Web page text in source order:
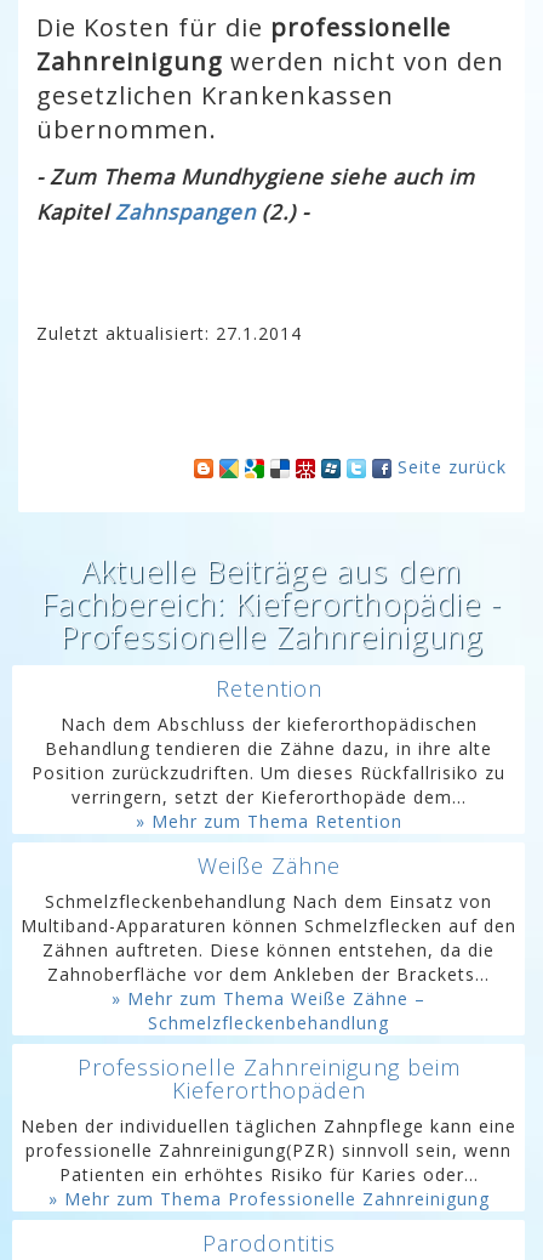
Die Kosten für die professionelle
Zahnreinigung werden nicht von den
gesetzlichen Krankenkassen
übernommen.
- Zum Thema Mundhygiene siehe auch im
KapitelZahnspangen (2.) -
Zuletzt aktualisiert: 27.1.2014
Seite zurück
Aktuelle Beiträge aus dem
Fachbereich: Kieferorthopädie -
Professionelle Zahnreinigung
Retention
Nach dem Abschluss der kieferorthopädischen
Behandlung tendieren die Zähne dazu, in ihre alte
Position zurückzudriften. Um dieses Rückfallrisiko zu
verringern, setzt der Kieferorthopäde dem...
» Mehr zum Thema Retention
Weiße Zähne
Schmelzfleckenbehandlung Nach dem Einsatz von
Multiband-Apparaturen können Schmelzflecken auf den
Zähnen auftreten. Diese können entstehen, da die
Zahnoberfläche vor dem Ankleben der Brackets...
» Mehr zum Thema Weiße Zähne –
Schmelzfleckenbehandlung
Professionelle Zahnreinigung beim
Kieferorthopäden
Neben der individuellen täglichen Zahnpflege kann eine
professionelle Zahnreinigung(PZR) sinnvoll sein, wenn
Patienten ein erhöhtes Risiko für Karies oder...
» Mehr zum Thema Professionelle Zahnreinigung
Parodontitis